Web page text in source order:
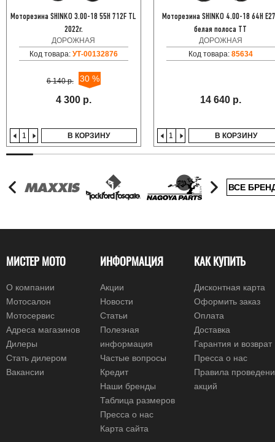
Моторезина SHINKO 3.00-18 55H 712F TL
2022г.
ДОРОЖНАЯ
Код товара: УТ-00132876
6 140 р. 30 %
4 300 р.
В КОРЗИНУ
Моторезина SHINKO 4.00-18 64H
белая полоса TT
ДОРОЖНАЯ
Код товара: 85634
14 640 р.
В КОРЗИНУ
ВСЕ
МИСТЕР МОТО
О компании
Мотосалон
Мотосервис
Адреса магазинов
Дилеры
Стать дилером
Вакансии
ИНФОРМАЦИЯ
Акции
Новости
Статьи
Полезная
информация
Частые вопросы
Кредит
Наши бренды
Таблица размеров
Пресса о нас
Карта сайта
КАК КУПИТЬ
Дисконтная карта
Оформить заказ
Оплата
Доставка
Гарантия и возврат
Пресса о нас
Правила
акций